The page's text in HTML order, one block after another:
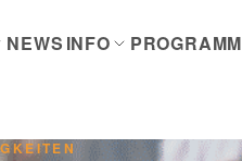
NEWS INFO PROGRAMM